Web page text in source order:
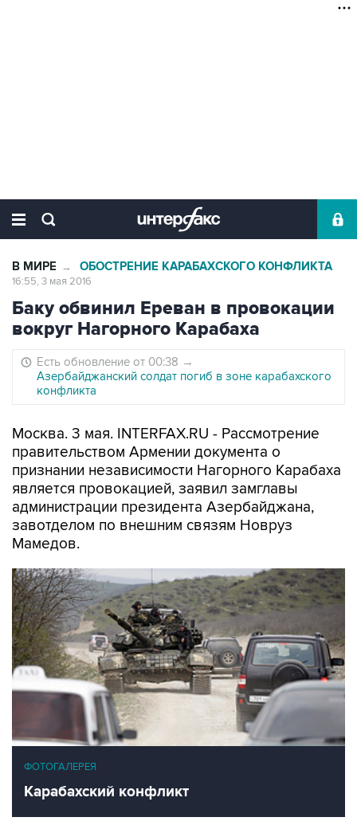
В МИРЕ → ОБОСТРЕНИЕ КАРАБАХСКОГО КОНФЛИКТА
16:55, 3 мая 2016
Баку обвинил Ереван в провокации
вокруг Нагорного Карабаха
Есть обновление от 00:38 →
Азербайджанский солдат погиб в зоне карабахского
конфликта
Москва. 3 мая. INTERFAX.RU - Рассмотрение
правительством Армении документа о
признании независимости Нагорного Карабаха
является провокацией, заявил замглавы
администрации президента Азербайджана,
завотделом по внешним связям Новруз
Мамедов.
ФОТОГАЛЕРЕЯ
Карабахский конфликт